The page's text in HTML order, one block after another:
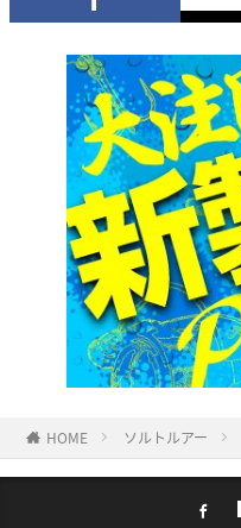
HOME ソルトルアー